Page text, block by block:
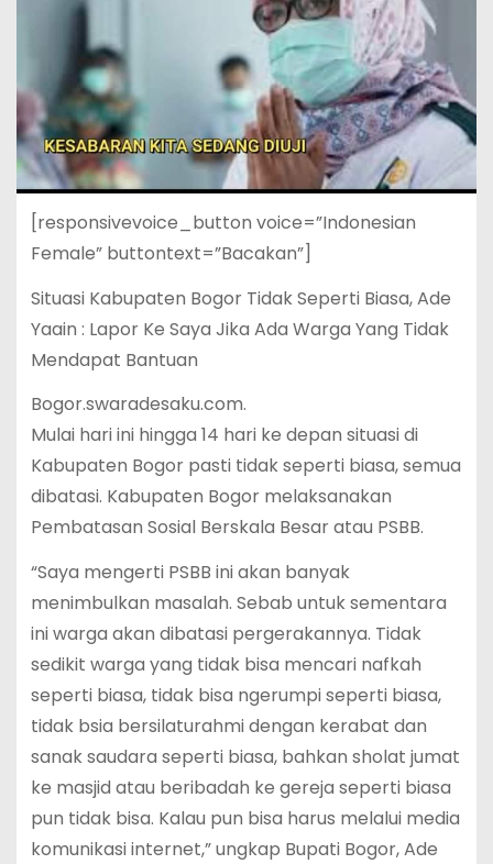
[responsivevoice_button voice=”Indonesian
Female” buttontext=”Bacakan”]
Situasi Kabupaten Bogor Tidak Seperti Biasa, Ade
Yaain : Lapor Ke Saya Jika Ada Warga Yang Tidak
Mendapat Bantuan
Bogor.swaradesaku.com.
Mulai hari ini hingga 14 hari ke depan situasi di
Kabupaten Bogor pasti tidak seperti biasa, semua
dibatasi. Kabupaten Bogor melaksanakan
Pembatasan Sosial Berskala Besar atau PSBB.
“Saya mengerti PSBB ini akan banyak
menimbulkan masalah. Sebab untuk sementara
ini warga akan dibatasi pergerakannya. Tidak
sedikit warga yang tidak bisa mencari nafkah
seperti biasa, tidak bisa ngerumpi seperti biasa,
tidak bsia bersilaturahmi dengan kerabat dan
sanak saudara seperti biasa, bahkan sholat jumat
ke masjid atau beribadah ke gereja seperti biasa
pun tidak bisa. Kalau pun bisa harus melalui media
komunikasi internet,” ungkap Bupati Bogor, Ade